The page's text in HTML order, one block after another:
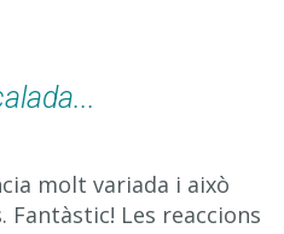
molt variada i això
Les reaccions